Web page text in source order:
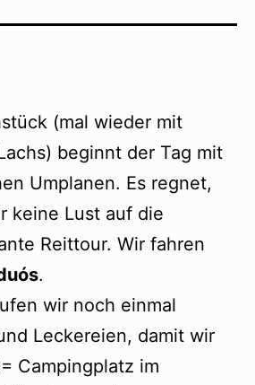
(mal wieder mit
beginnt der Tag mit
Umplanen. Es regnet,
keine Lust auf die
Reittour. Wir fahren
.
wir noch einmal
Leckereien, damit wir
Campingplatz im